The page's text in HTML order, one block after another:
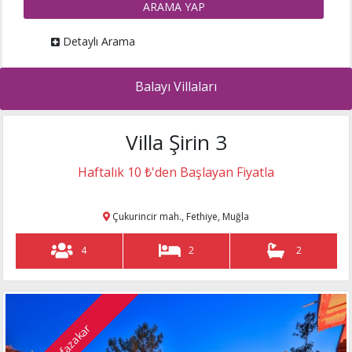
Haftalık 66000 ₺
islamlar mah., Kalkan, Antalya
4
muhafazakar
patara, Kalkan, Antalya
Haftalık 3950 ₺
ARAMA YAP
Detaylı Arama
Balayı Villaları
Muhafazakar villa Villa Şirin 3
Haftalık 10 ₺'den Başlayan Fiyatla
Çukurincir mah., Fethiye, Muğla
4 2 2